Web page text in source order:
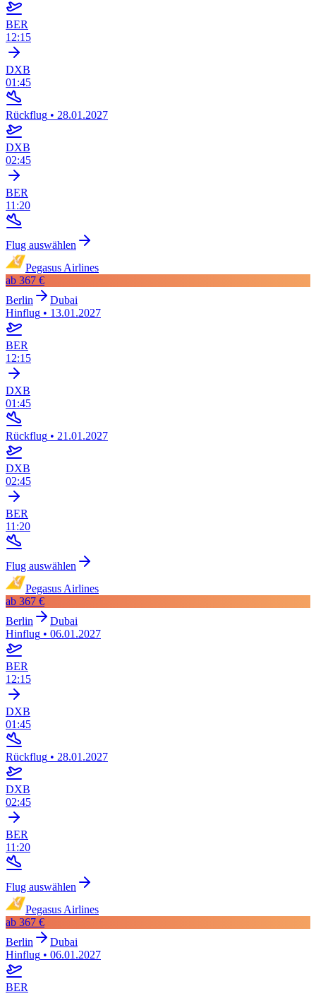
BER
12:15
DXB
01:45
Rückflug • 28.01.2027
DXB
02:45
BER
11:20
Flug auswählen
Pegasus Airlines
ab 367 €
Berlin
Dubai
Hinflug • 13.01.2027
BER
12:15
DXB
01:45
Rückflug • 21.01.2027
DXB
02:45
BER
11:20
Flug auswählen
Pegasus Airlines
ab 367 €
Berlin
Dubai
Hinflug • 06.01.2027
BER
12:15
DXB
01:45
Rückflug • 28.01.2027
DXB
02:45
BER
11:20
Flug auswählen
Pegasus Airlines
ab 367 €
Berlin
Dubai
Hinflug • 06.01.2027
BER